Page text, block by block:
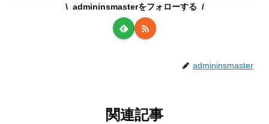
admininsmasterをフォローする
admininsmaster
関連記事